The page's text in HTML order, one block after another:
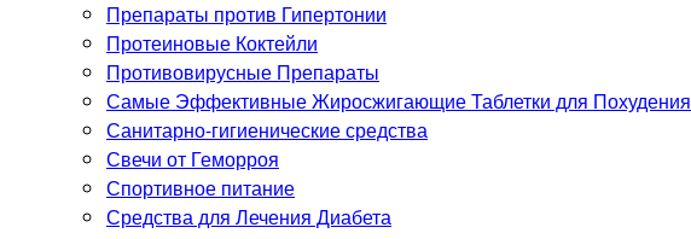
Препараты против Гипертонии
Протеиновые Коктейли
Противовирусные Препараты
Самые Эффективные Жиросжигающие Таблетки для Похудения
Санитарно-гигиенические средства
Свечи от Геморроя
Спортивное питание
Средства для Лечения Диабета